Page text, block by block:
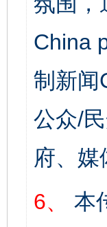
China
制新闻
公众/
府、媒
6、
本